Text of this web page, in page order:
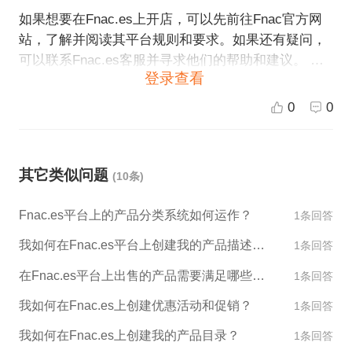
如果想要在Fnac.es上开店，可以先前往Fnac官方网
站，了解并阅读其平台规则和要求。如果还有疑问，
可以联系Fnac.es客服并寻求他们的帮助和建议。 此
外，您也可以考虑选择ESG跨境电商作为您的合作伙
伴，我们提供全球开店、运营等跨境电商服务，包括
登录查看
0 0
其它类似问题 (10条)
Fnac.es平台上的产品分类系统如何运作？ 1条回答
我如何在Fnac.es平台上创建我的产品描述和图片？ 1条回答
在Fnac.es平台上出售的产品需要满足哪些标准？ 1条回答
我如何在Fnac.es上创建优惠活动和促销？ 1条回答
我如何在Fnac.es上创建我的产品目录？ 1条回答